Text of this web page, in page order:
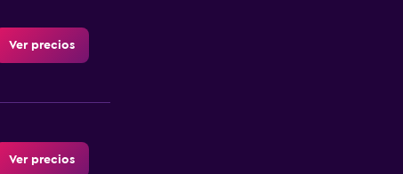
Ver precios
Ver precios